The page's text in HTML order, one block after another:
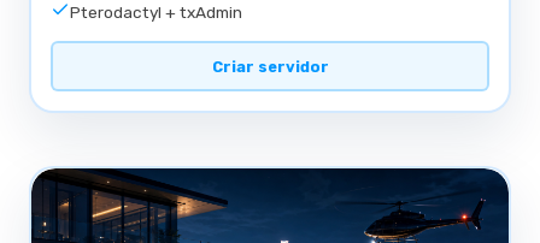
Pterodactyl + txAdmin
Criar servidor